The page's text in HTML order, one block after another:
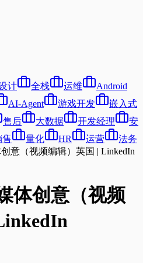
计 全栈 运维
Android
AI-Agent 游戏开发
嵌入式
售后 大数据 开发经理
安
量化 HR 运营
法务
意（视频编辑）英国 | LinkedIn
体创意（视频